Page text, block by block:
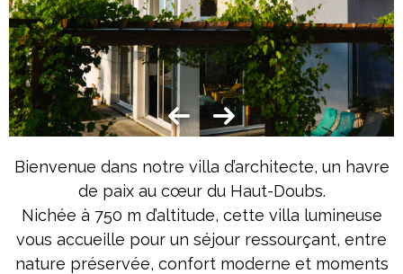
Bienvenue dans notre villa d’architecte, un havre
de paix au cœur du Haut-Doubs.
Nichée à 750 m d’altitude, cette villa lumineuse
vous accueille pour un séjour ressourçant, entre
nature préservée, confort moderne et moments